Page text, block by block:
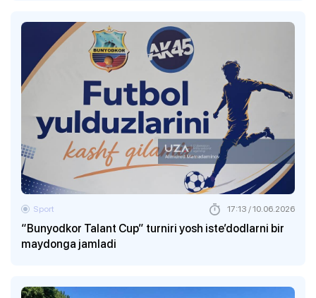
“Bunyodkor Talant Cup” turniri yosh iste’dodlarni bir
maydonga jamladi
Sport 17:13 / 10.06.2026